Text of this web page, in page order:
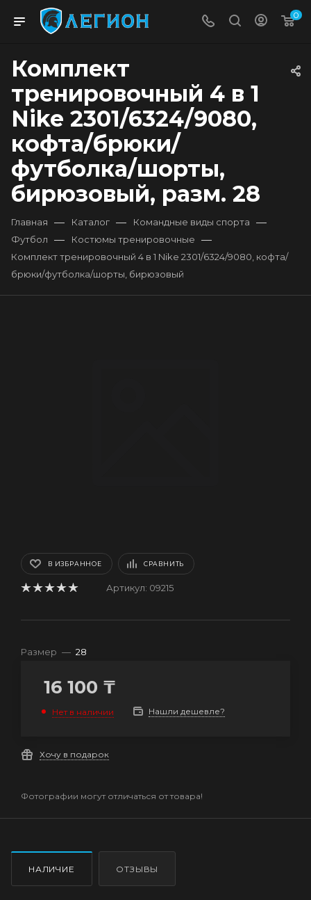
0
Комплект
тренировочный 4 в 1
Nike 2301/6324/9080,
кофта/брюки/
футболка/шорты,
бирюзовый, разм. 28
Главная — Каталог — Командные виды спорта —
Футбол — Костюмы тренировочные —
Комплект тренировочный 4 в 1 Nike 2301/6324/9080, кофта/
брюки/футболка/шорты, бирюзовый
В ИЗБРАННОЕ СРАВНИТЬ
Артикул: 09215
Размер — 28
16 100 ₸
Нет в наличии Нашли дешевле?
Хочу в подарок
Фотографии могут отличаться от товара!
НАЛИЧИЕ ОТЗЫВЫ